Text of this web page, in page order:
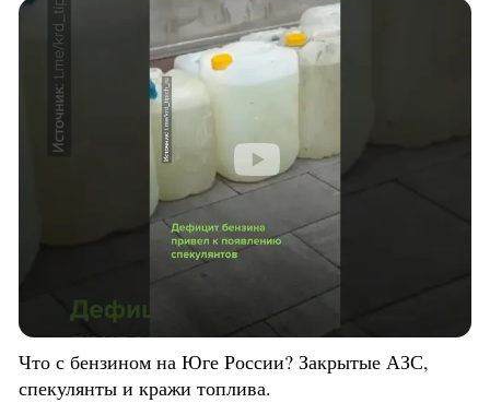
Что с бензином на Юге России? Закрытые АЗС,
спекулянты и кражи топлива.